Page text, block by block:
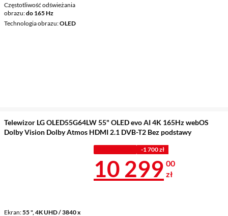
Częstotliwość odświeżania
obrazu do 165 Hz
Technologia obrazu OLED
Telewizor LG OLED55G64LW 55" OLED evo AI 4K 165Hz webOS
Dolby Vision Dolby Atmos HDMI 2.1 DVB-T2 Bez podstawy
Ekran 55 ", 4K UHD / 3840 x
-1 700 zł
Cena 10 299
10 299 00
zł